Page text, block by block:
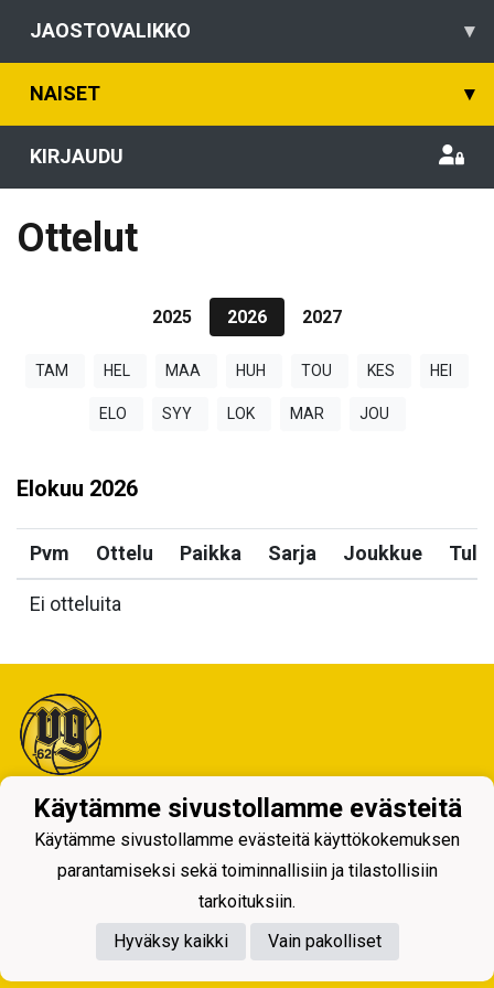
JAOSTOVALIKKO ▾
NAISET ▾
KIRJAUDU
Ottelut
2025 2026 2027
TAM HEL MAA HUH TOU KES HEI
ELO SYY LOK MAR JOU
Elokuu 2026
Pvm Ottelu Paikka Sarja Joukkue
Ei otteluita
Tietosuojaseloste
Powered by
Käytämme sivustollamme evästeitä
Käytämme sivustollamme evästeitä käyttökokemuksen
parantamiseksi sekä toiminnallisiin ja tilastollisiin
tarkoituksiin.
Hyväksy kaikki
Vain pakolliset